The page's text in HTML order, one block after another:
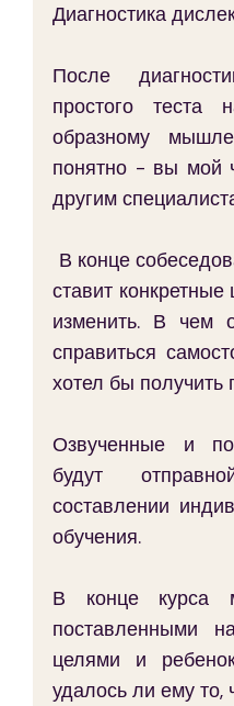
Диагностика
После
простого теста
образному
понятно - вы мой
другим
ставит
изменить. В чем
справиться
хотел бы получить
Озвученные и
будут
составлении
обучения.
В конце курса
поставленными
целями и
удалось ли ему то,